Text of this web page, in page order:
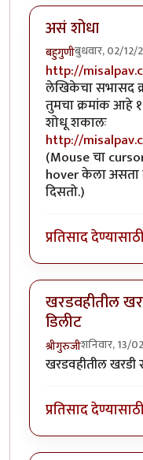
असं शोधा
बहुगुणीबुधवार, 02/12/
http://
लेखिकेचा सभासद
तुमचा क्रमांक आहे
शोधू शकालः
http://
(Mouse चा
hover केला असता
दिसतो.)
प्रतिसाद
खरडवहीतील
डिलीट
श्रीगुरुजीशनिवार, 13/
खरडवहीतील खरडी
प्रतिसाद